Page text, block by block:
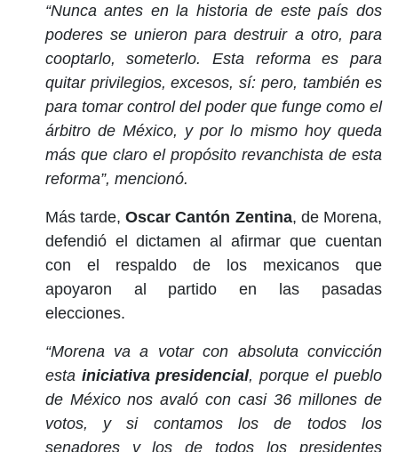
“Nunca antes en la historia de este país dos
poderes se unieron para destruir a otro, para
cooptarlo, someterlo. Esta reforma es para
quitar privilegios, excesos, sí: pero, también es
para tomar control del poder que funge como el
árbitro de México, y por lo mismo hoy queda
más que claro el propósito revanchista de esta
reforma”, mencionó.
Más tarde,Oscar Cantón Zentina, de Morena,
defendió el dictamen al afirmar que cuentan
con el respaldo de los mexicanos que
apoyaron al partido en las pasadas
elecciones.
“Morena va a votar con absoluta convicción
esta iniciativa presidencial, porque el pueblo
de México nos avaló con casi 36 millones de
votos, y si contamos los de todos los
senadores y los de todos los presidentes